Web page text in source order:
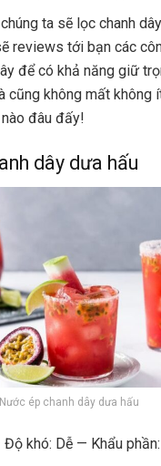
ta sẽ lọc chanh
reviews tới bạn các
để có khả năng giữ
cũng không mất không
đâu đấy!
dây dưa hấu
Nước ép chanh dây dưa hấu
Độ khó: Dễ — Khẩu